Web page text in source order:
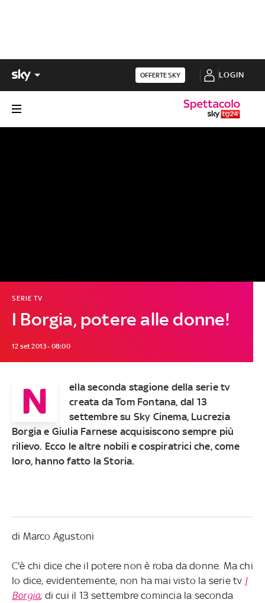
OFFERTE SKY LOGIN
I Borgia, potere alle donne!
SERIE TV
12 set 2013 - 08:00
N
ella seconda stagione della serie tv
creata da Tom Fontana, dal 13
settembre su Sky Cinema, Lucrezia
Borgia e Giulia Farnese acquisiscono sempre più
rilievo. Ecco le altre nobili e cospiratrici che, come
loro, hanno fatto la Storia.
di Marco Agustoni
C'è chi dice che il potere non è roba da donne. Ma chi
lo dice, evidentemente, non ha mai visto la serie tv I
Borgia, di cui il 13 settembre comincia la seconda